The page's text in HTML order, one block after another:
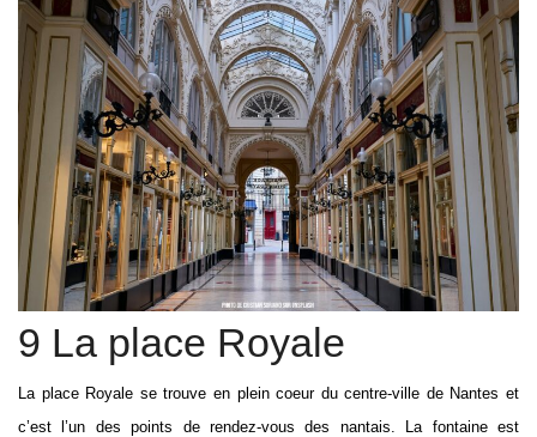
9 La place Royale
La place Royale se trouve en plein coeur du centre-ville de Nantes et
c’est l’un des points de rendez-vous des nantais. La fontaine est